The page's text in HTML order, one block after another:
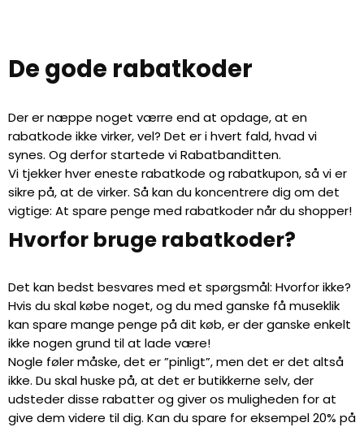
De gode rabatkoder
Der er næppe noget værre end at opdage, at en
rabatkode ikke virker, vel? Det er i hvert fald, hvad vi
synes. Og derfor startede vi Rabatbanditten.
Vi tjekker hver eneste rabatkode og rabatkupon, så vi er
sikre på, at de virker. Så kan du koncentrere dig om det
vigtige: At spare penge med rabatkoder når du shopper!
Hvorfor bruge rabatkoder?
Det kan bedst besvares med et spørgsmål: Hvorfor ikke?
Hvis du skal købe noget, og du med ganske få museklik
kan spare mange penge på dit køb, er der ganske enkelt
ikke nogen grund til at lade være!
Nogle føler måske, det er ”pinligt”, men det er det altså
ikke. Du skal huske på, at det er butikkerne selv, der
udsteder disse rabatter og giver os muligheden for at
give dem videre til dig. Kan du spare for eksempel 20% på